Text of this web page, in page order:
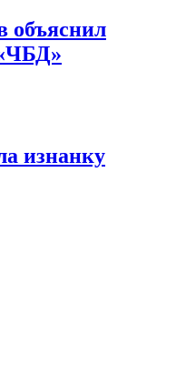
объяснил
изнанку